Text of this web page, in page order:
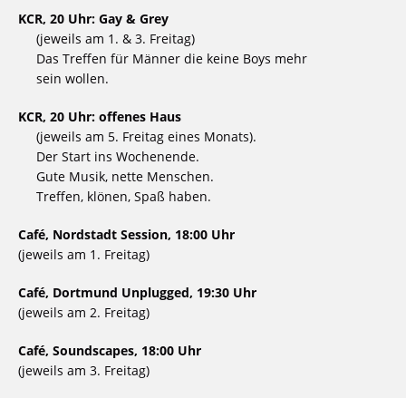
KCR, 20 Uhr: Gay & Grey
(jeweils am 1. & 3. Freitag)
Das Treffen für Männer die keine Boys mehr
sein wollen.
KCR, 20 Uhr: offenes Haus
(jeweils am 5. Freitag eines Monats).
Der Start ins Wochenende.
Gute Musik, nette Menschen.
Treffen, klönen, Spaß haben.
Café, Nordstadt Session, 18:00 Uhr
(jeweils am 1. Freitag)
Café, Dortmund Unplugged, 19:30 Uhr
(jeweils am 2. Freitag)
Café, Soundscapes, 18:00 Uhr
(jeweils am 3. Freitag)